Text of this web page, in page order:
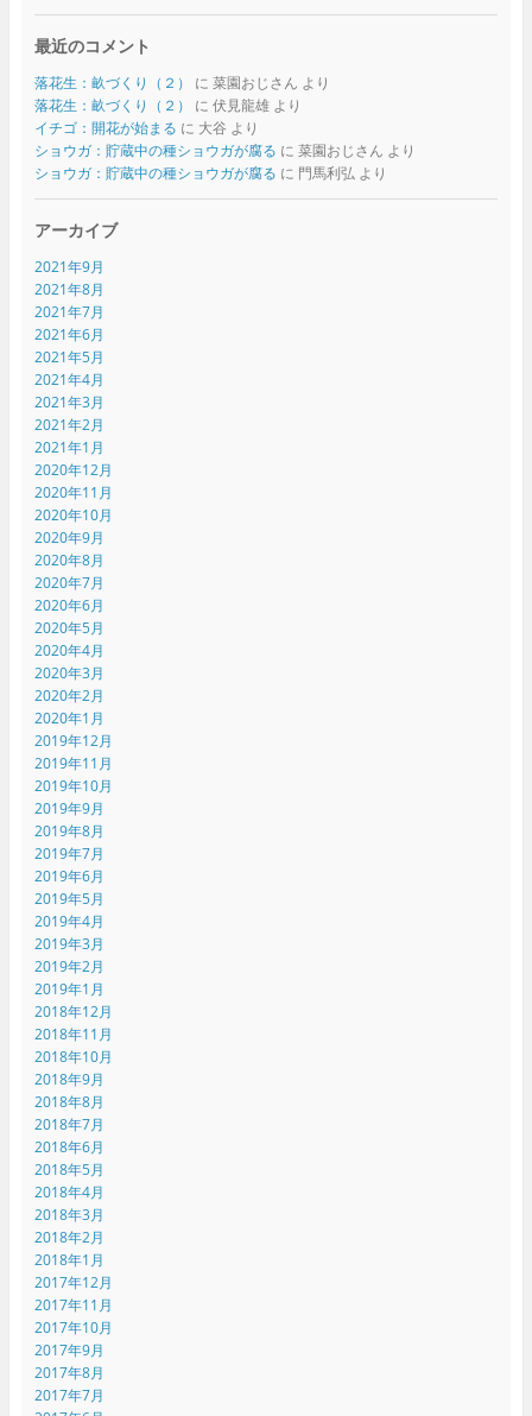
最近のコメント
落花生：畝づくり（２） に 菜園おじさん より
落花生：畝づくり（２）
に 伏見龍雄より
イチゴ：開花が始まる に 大谷 より
ショウガ：貯蔵中の種ショウガが腐る に 菜園おじさん より
ショウガ：貯蔵中の種ショウガが腐る に 門馬利弘 より
アーカイブ
2021年9月
2021年8月
2021年7月
2021年6月
2021年5月
2021年4月
2021年3月
2021年2月
2021年1月
2020年12月
2020年11月
2020年10月
2020年9月
2020年8月
2020年7月
2020年6月
2020年5月
2020年4月
2020年3月
2020年2月
2020年1月
2019年12月
2019年11月
2019年10月
2019年9月
2019年8月
2019年7月
2019年6月
2019年5月
2019年4月
2019年3月
2019年2月
2019年1月
2018年12月
2018年11月
2018年10月
2018年9月
2018年8月
2018年7月
2018年6月
2018年5月
2018年4月
2018年3月
2018年2月
2018年1月
2017年12月
2017年11月
2017年10月
2017年9月
2017年8月
2017年7月